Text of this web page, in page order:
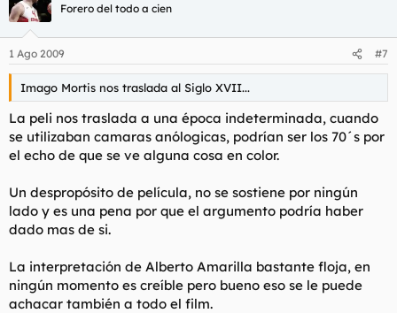
Forero del todo a cien
1 Ago 2009 #7
Imago Mortis nos traslada al Siglo XVII...
La peli nos traslada a una época indeterminada, cuando
se utilizaban camaras anólogicas, podrían ser los 70´s por
el echo de que se ve alguna cosa en color.
Un despropósito de película, no se sostiene por ningún
lado y es una pena por que el argumento podría haber
dado mas de si.
La interpretación de Alberto Amarilla bastante floja, en
ningún momento es creíble pero bueno eso se le puede
achacar también a todo el film.